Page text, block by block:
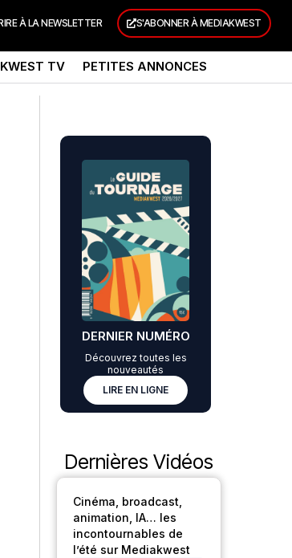
À LA NEWSLETTER S'ABONNER À MEDIAKWEST
TV PETITES ANNONCES
DERNIER NUMÉRO
Découvrez toutes les
nouveautés
LIRE EN LIGNE
Dernières Vidéos
Cinéma, broadcast,
animation, IA… les
incontournables de
l’été sur Mediakwest